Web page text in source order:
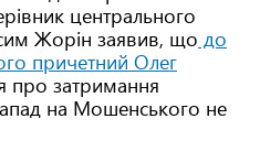
центрального
Жорін заявив, що до
причетний Олег
про затримання
на Мошенського не